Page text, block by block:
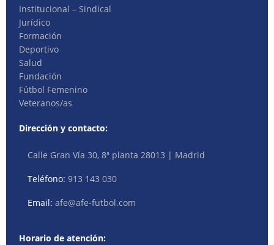
Institucional – Sindical
Jurídico
Formación
Deportivo
Salud
Fundación
Fútbol Femenino
Veteranos/as
Dirección y contacto:
Calle Gran Vía 30, 8ª planta 28013 | Madrid
Teléfono:913 143 030
Email:afe@afe-futbol.com
Horario de atención: